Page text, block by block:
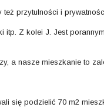
przytulności i
itp. Z kolei J. Jest
a nasze mieszkanie to
się podzielić 70 m2